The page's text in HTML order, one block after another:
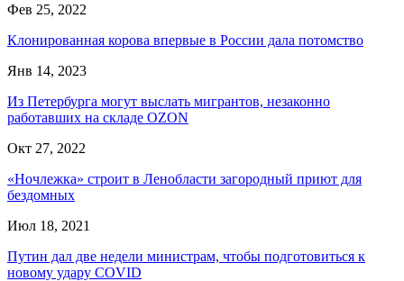
Фев 25, 2022
Клонированная корова впервые в России дала потомство
Янв 14, 2023
Из Петербурга могут выслать мигрантов, незаконно
работавших на складе OZON
Окт 27, 2022
«Ночлежка» строит в Ленобласти загородный приют для
бездомных
Июл 18, 2021
Путин дал две недели министрам, чтобы подготовиться к
новому удару COVID